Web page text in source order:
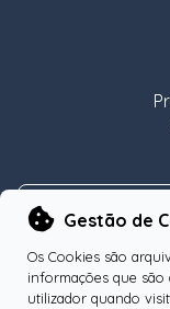
Gestão de
Os Cookies são
informações que são
utilizador quando